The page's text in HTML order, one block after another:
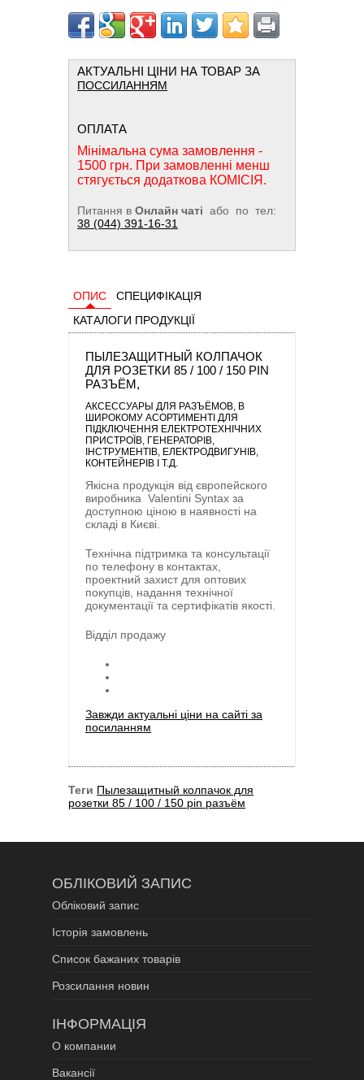
АКТУАЛЬНІ ЦІНИ НА ТОВАР ЗА
ПОССИЛАННЯМ
ОПЛАТА
Мінімальна сума замовлення -
1500 грн. При замовленні менш
стягується додаткова КОМІСІЯ.
Питання в Онлайн чаті або по тел:
38 (044) 391-16-31
ОПИС
СПЕЦИФІКАЦІЯ
КАТАЛОГИ ПРОДУКЦІЇ
ПЫЛЕЗАЩИТНЫЙ КОЛПАЧОК
ДЛЯ РОЗЕТКИ 85 / 100 / 150 PIN
РАЗЪЁМ,
АКСЕССУАРЫ ДЛЯ РАЗЪЁМОВ, В
ШИРОКОМУ АСОРТИМЕНТІ ДЛЯ
ПІДКЛЮЧЕННЯ ЕЛЕКТРОТЕХНІЧНИХ
ПРИСТРОЇВ, ГЕНЕРАТОРІВ,
ІНСТРУМЕНТІВ, ЕЛЕКТРОДВИГУНІВ,
КОНТЕЙНЕРІВ І Т.Д.
Якісна продукція від європейского
виробника Valentini Syntax за
доступною ціною в наявності на
складі в Києві.
Технічна підтримка та консультації
по телефону в контактах,
проектний захист для оптових
покупців, надання технічної
документації та сертифікатів якості.
Відділ продажу
Завжди актуальні ціни на сайті за
посиланням
Теги Пылезащитный колпачок для
розетки 85 / 100 / 150 pin разъём
ОБЛІКОВИЙ ЗАПИС
Обліковий запис
Історія замовлень
Список бажаних товарів
Розсилання новин
ІНФОРМАЦІЯ
О компании
Вакансії